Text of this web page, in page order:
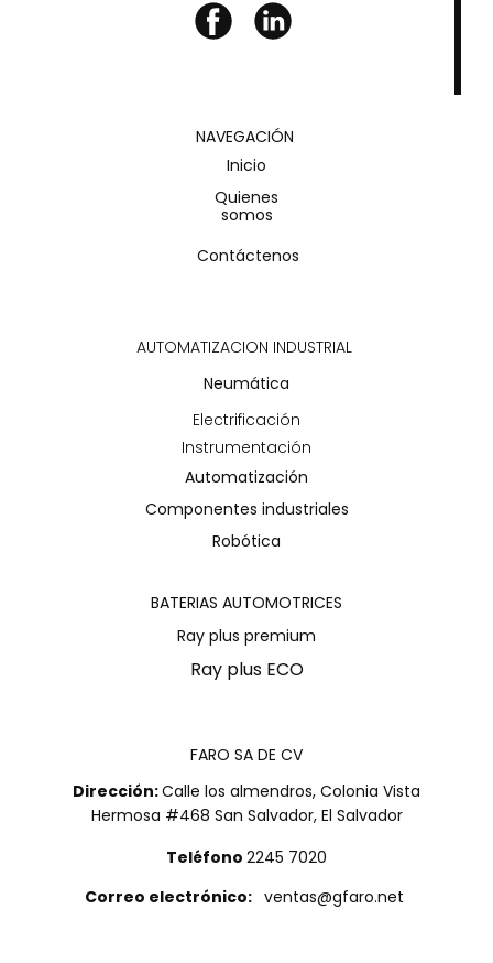
NAVEGACIÓN
Inicio
Quienes
somos
Contáctenos
AUTOMATIZACION INDUSTRIAL
Neumática
Electrificación
Instrumentación
Automatización
Componentes industriales
Robótica
BATERIAS AUTOMOTRICES
Ray plus premium
Ray plus ECO
FARO SA DE CV
Dirección:Calle los almendros, Colonia Vista
Hermosa #468 San Salvador, El Salvador
Teléfono 2245 7020
Correo electrónico: ventas@gfaro.net